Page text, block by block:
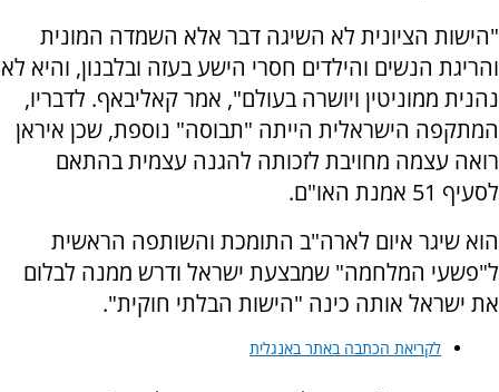
"הישות הציונית לא השיגה דבר אלא השמדה המונית
והריגת הנשים והילדים חסרי הישע בעזה ובלבנון, והיא לא
נהנית ממוניטין ויושרה בעולם", אמר קאליבאף. לדבריו,
המתקפה הישראלית הייתה "תבוסה" נוספת, שכן איראן
רואה עצמה מחויבת לזכותה להגנה עצמית בהתאם
לסעיף 51 אמנת האו"ם.
הוא שיגר איום לארה"ב התומכת והשותפה הראשית
ל"פשעי המלחמה" שמבצעת ישראל ודרש ממנה לבלום
את ישראל אותה כינה "הישות הבלתי חוקית".
לקריאת הכתבה באתר באנגלית